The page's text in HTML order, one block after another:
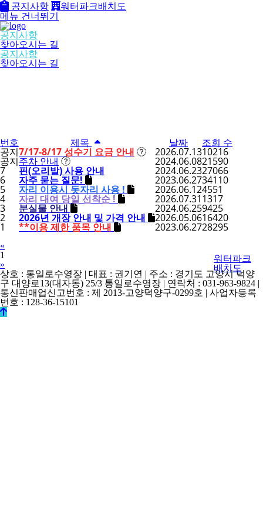
공지사항
워터파크배치도
메뉴 건너뛰기
공지사항
찾아오시는 길
공지사항
찾아오시는 길
번호 제목 날짜 조회 수
공지7/17-8/17 성수기 요금 안내 2026.07.1310216
공지주차 안내 2024.06.0821590
7 핀(오리발) 사용 안내 2024.06.2327066
6 자주 묻는 질문! 2023.06.2734110
5 자리 이용시 돗자리 사용 ! 2026.06.124551
4 자리 대여 당일 선착순 ! 2026.07.311317
3 분실물 안내 2024.06.259425
2 2026년 개장 안내 및 가격 안내 2026.05.0616420
1 **이용 제한 품목 안내 2023.06.2728295
«
1
»
워터파크
배치도
상호 : 통일로수영장 | 대표 : 권기연 | 주소 : 경기도 고양시 덕양
구 대양로13(대자동) 25/3 통일로수영장 | 연락처 : 031-963-9824 |
통신판매업신고번호 : 제 2013-고양덕양구-0299호 | 사업자등록
번호 : 128-36-15101
© k2s0o2d0e0s1i0g1n. ALL RIGHTS RESERVED.